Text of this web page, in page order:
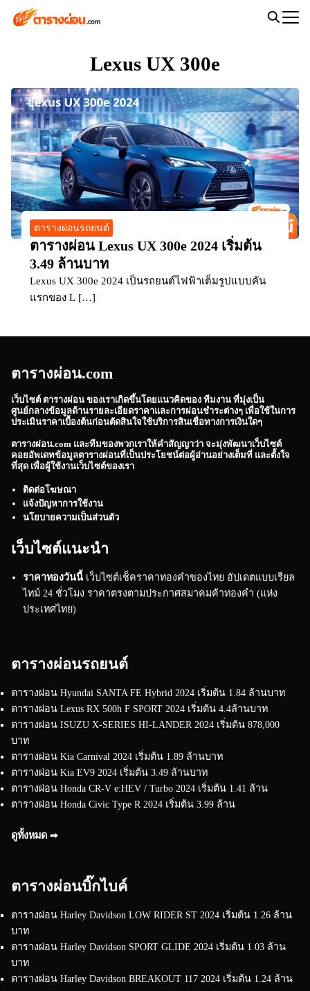
Lexus UX 300e
ตารางผ่อนรถยนต์
ตารางผ่อน Lexus UX 300e 2024 เริ่มต้น
3.49 ล้านบาท
Lexus UX 300e 2024 เป็นรถยนต์ไฟฟ้าเต็มรูปแบบคัน
แรกของ L […]
ตารางผ่อน.com
เว็บไซต์ ตารางผ่อน ของเราเกิดขึ้นโดยแนวคิดของ ทีมงาน ที่มุ่งเป็น
ศูนย์กลางข้อมูลด้านรายละเอียดราคาและการผ่อนชำระต่างๆ เพื่อใช้ในการ
ประเมินราคาเบื้องต้นก่อนตัดสินใจใช้บริการสินเชื่อทางการเงินใดๆ
ตารางผ่อน.com และทีมของพวกเราให้คำสัญญาว่า จะมุ่งพัฒนาเว็บไซต์
คอยอัพเดทข้อมูลตารางผ่อนที่เป็นประโยชน์ต่อผู้อ่านอย่างเต็มที่ และตั้งใจ
ที่สุด เพื่อผู้ใช้งานเว็บไซต์ของเรา
ติดต่อโฆษณา
แจ้งปัญหาการใช้งาน
นโยบายความเป็นส่วนตัว
เว็บไซต์แนะนำ
ราคาทองวันนี้ เว็บไซต์เช็คราคาทองคำของไทย อัปเดตแบบเรียล
ไทม์ 24 ชั่วโมง ราคาตรงตามประกาศสมาคมค้าทองคำ (แห่ง
ประเทศไทย)
ตารางผ่อนรถยนต์
ตารางผ่อน Hyundai SANTA FE Hybrid 2024 เริ่มต้น 1.84 ล้านบาท
ตารางผ่อน Lexus RX 500h F SPORT 2024 เริ่มต้น 4.4ล้านบาท
ตารางผ่อน ISUZU X-SERIES HI-LANDER 2024 เริ่มต้น 878,000
บาท
ตารางผ่อน Kia Carnival 2024 เริ่มต้น 1.89 ล้านบาท
ตารางผ่อน Kia EV9 2024 เริ่มต้น 3.49 ล้านบาท
ตารางผ่อน Honda CR-V e:HEV / Turbo 2024 เริ่มต้น 1.41 ล้าน
ตารางผ่อน Honda Civic Type R 2024 เริ่มต้น 3.99 ล้าน
ดูทั้งหมด ➟
ตารางผ่อนบิ๊กไบค์
ตารางผ่อน Harley Davidson LOW RIDER ST 2024 เริ่มต้น 1.26 ล้าน
บาท
ตารางผ่อน Harley Davidson SPORT GLIDE 2024 เริ่มต้น 1.03 ล้าน
บาท
ตารางผ่อน Harley Davidson BREAKOUT 117 2024 เริ่มต้น 1.24 ล้าน